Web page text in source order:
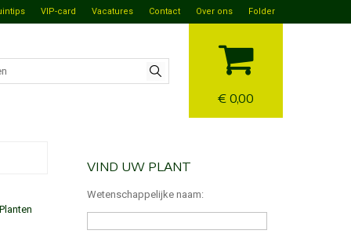
€ 0,00
VIP-card Vacatures Contact Over ons Folder
VIND UW PLANT
Wetenschappelijke naam: